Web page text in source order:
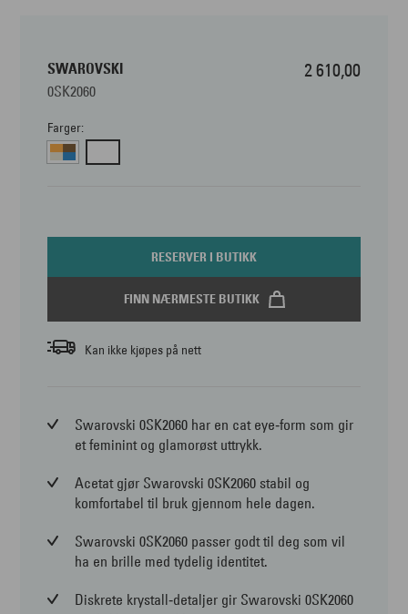
SWAROVSKI
0SK2060
2 610,00
Farger:
RESERVER I BUTIKK
FINN NÆRMESTE BUTIKK
Kan ikke kjøpes på nett
Swarovski 0SK2060 har en cat eye‑form som gir
et feminint og glamorøst uttrykk.
Acetat gjør Swarovski 0SK2060 stabil og
komfortabel til bruk gjennom hele dagen.
Swarovski 0SK2060 passer godt til deg som vil
ha en brille med tydelig identitet.
Diskrete krystall‑detaljer gir Swarovski 0SK2060